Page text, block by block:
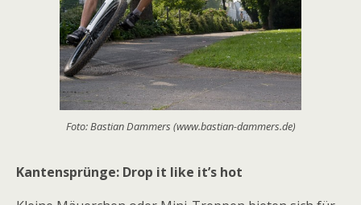
Foto: Bastian Dammers (www.bastian-dammers.de)
Kantensprünge: Drop it like it’s hot